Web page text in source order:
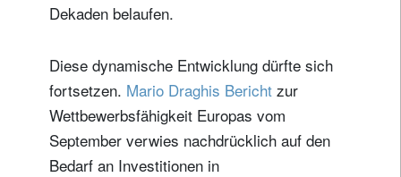
Dekaden belaufen.
Diese dynamische Entwicklung dürfte sich
fortsetzen. Mario Draghis Bericht zur
Wettbewerbsfähigkeit Europas vom
September verwies nachdrücklich auf den
Bedarf an Investitionen in